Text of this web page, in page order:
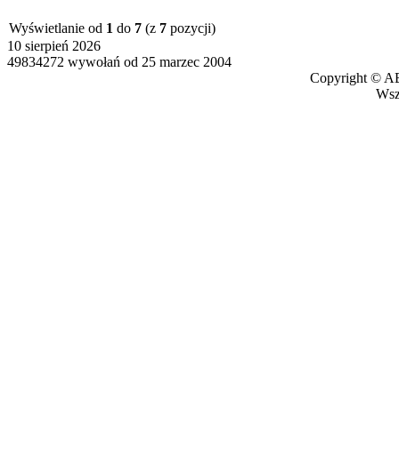
Wyświetlanie od 1 do 7 (z 7 pozycji)
10 sierpień 2026
49834272 wywołań od 25 marzec 2004
Copyright ©